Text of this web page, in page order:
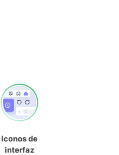
Iconos de
interfaz